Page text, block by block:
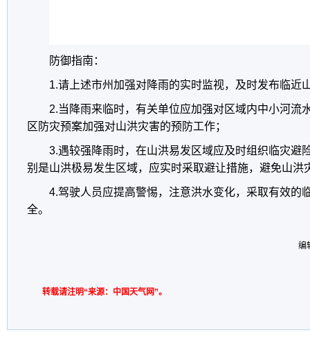
防御指南：
1.请上述市州加强对降雨的实时监视，及时发布临近
2.当降雨来临时，有关单位应加强对区域内中小河流
区防灾预案加强对山洪灾害的预防工作；
3.遇较强降雨时，在山洪易发区域应及时组织临灾避
别是山洪极易发生区域，应实时采取避让措施，避免山洪
4.驾驶人员应提高警惕，注意洪水变化，采取有效的
全。
编
转载请注明“来源：中国天气网”。